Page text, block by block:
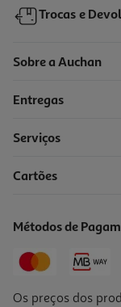
Trocas e
Sobre a Auchan
Entregas
Serviços
Cartões
Métodos de
Os preços dos